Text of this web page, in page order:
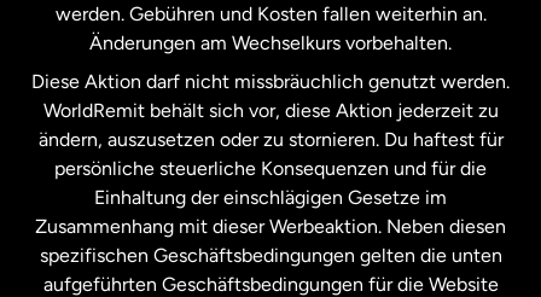
Neuseeland
Niederlande
Schweden
Spanien
werden. Gebühren und Kosten fallen weiterhin an.
Änderungen am Wechselkurs vorbehalten.
Diese Aktion darf nicht missbräuchlich genutzt werden.
WorldRemit behält sich vor, diese Aktion jederzeit zu
ändern, auszusetzen oder zu stornieren. Du haftest für
persönliche steuerliche Konsequenzen und für die
Einhaltung der einschlägigen Gesetze im
Zusammenhang mit dieser Werbeaktion. Neben diesen
spezifischen Geschäftsbedingungen gelten die unten
aufgeführten Geschäftsbedingungen für die Website